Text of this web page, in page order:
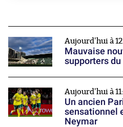
Aujourd'hui à
Mauvaise
supporters du
Aujourd'hui à
Un ancien
sensationnel
Neymar